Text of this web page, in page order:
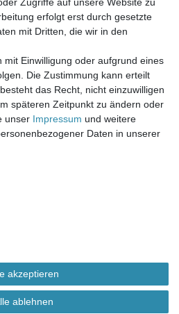
Uhr, Mittwoch Ruhetag,
Freitag 8.00 - 14.00 Uhr
Mehrwertsteuer und
. * Pflichtfeld
erfolgt erst durch gesetzte
mit Dritten, die wir in den
mit Einwilligung oder aufgrund eines
Die Zustimmung kann erteilt
das Recht, nicht einzuwilligen
späteren Zeitpunkt zu ändern oder
unser Impressum und weitere
Daten in unserer
akzeptieren
ablehnen